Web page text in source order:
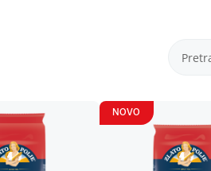
NOVO